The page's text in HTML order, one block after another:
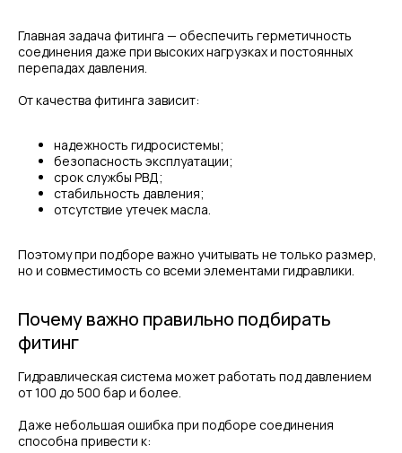
Главная задача фитинга — обеспечить герметичность
соединения даже при высоких нагрузках и постоянных
перепадах давления.
От качества фитинга зависит:
надежность гидросистемы;
безопасность эксплуатации;
срок службы РВД;
стабильность давления;
отсутствие утечек масла.
Поэтому при подборе важно учитывать не только размер,
но и совместимость со всеми элементами гидравлики.
Почему важно правильно подбирать
фитинг
Гидравлическая система может работать под давлением
от 100 до 500 бар и более.
Даже небольшая ошибка при подборе соединения
способна привести к: